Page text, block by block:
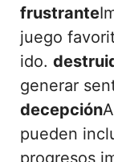
frustrante
juego
ido.
generar
decepción
pueden